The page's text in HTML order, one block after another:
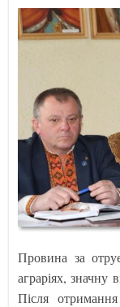
Провина за
аграріях, значну
Після